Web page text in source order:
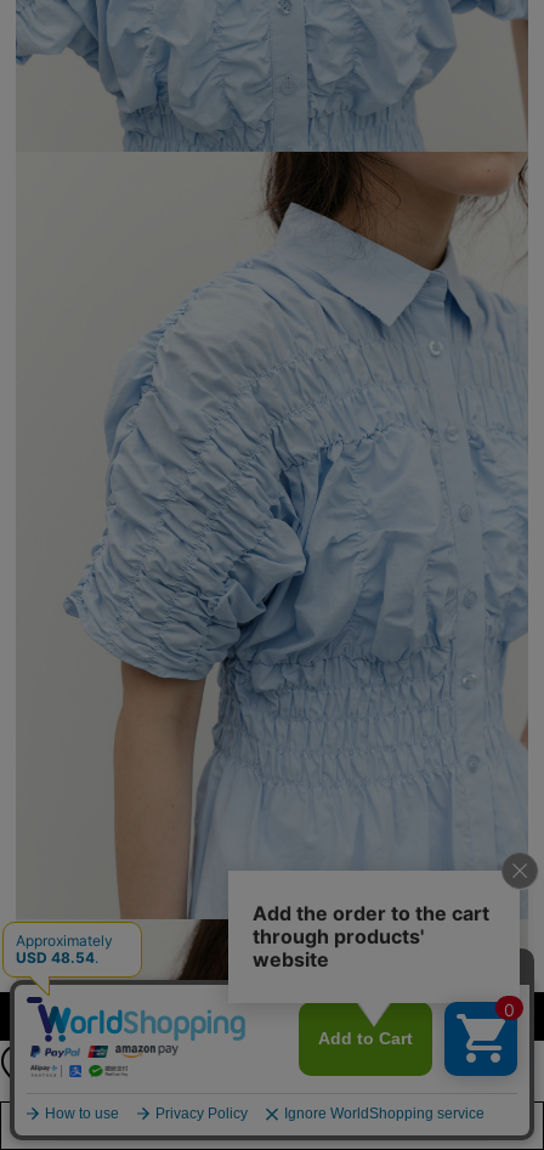
カラーを選択する（フリーサイズ）
店舗在庫を見る
【期間限定】
新規会員登録キャンペーン開催！
8月31日（月）23：59まで
詳しくは
こちら